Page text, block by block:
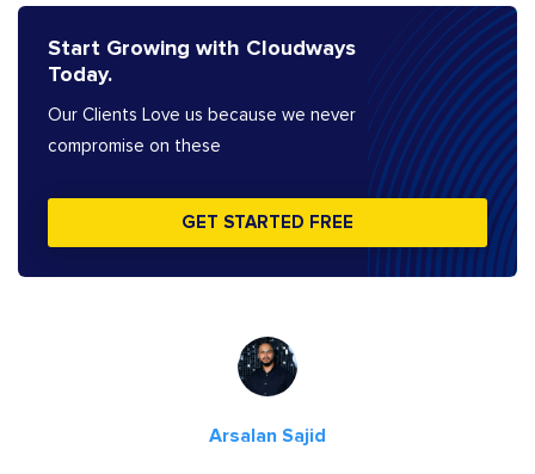
Start Growing with Cloudways
Today.
Our Clients Love us because we never
compromise on these
GET STARTED FREE
Arsalan Sajid